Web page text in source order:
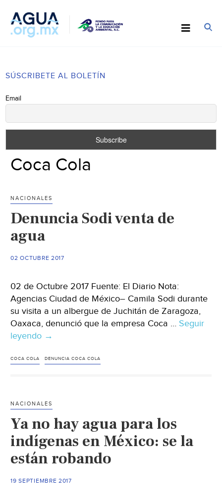
SÚSCRIBETE AL BOLETÍN
Email
Coca Cola
NACIONALES
Denuncia Sodi venta de
agua
02 OCTUBRE 2017
02 de Octubre 2017 Fuente: El Diario Nota:
Agencias Ciudad de México– Camila Sodi durante
su visita a un albergue de Juchitán de Zaragoza,
Oaxaca, denunció que la empresa Coca … Seguir
leyendo Denuncia
venta
→
COCA COLA DENUNCIA COCA COLA
NACIONALES
Ya no hay agua para los
indígenas en México: se la
están robando
19 SEPTIEMBRE 2017